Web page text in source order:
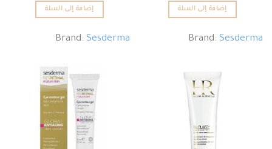
إضافة إلى السلة
Brand:Sesderma
إضافة إلى السلة
Brand:Sesderma